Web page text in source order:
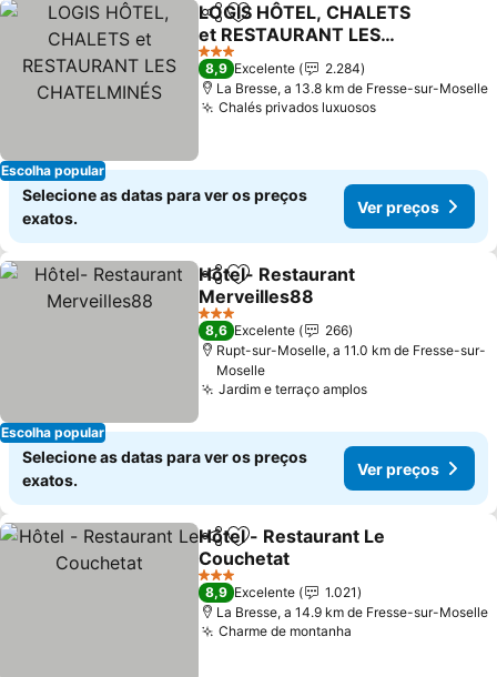
Escolha popular
PartilharAdicionar aos favoritos
LOGIS HÔTEL, CHALETS
et RESTAURANT LES
CHATELMINÉS
3 Estrelas
8,9 Excelente
2.284
La Bresse, a 13.8 km de Fresse-sur-Moselle
Chalés privados luxuosos
Selecione as datas para ver os preços
exatos.
Ver preços
Escolha popular
PartilharAdicionar aos favoritos
Hôtel- Restaurant
Merveilles88
3 Estrelas
8,6 Excelente
266
Rupt-sur-Moselle, a 11.0 km de Fresse-sur-
Moselle
Jardim e terraço amplos
Selecione as datas para ver os preços
exatos.
Ver preços
PartilharAdicionar aos favoritos
Hôtel - Restaurant Le
Couchetat
3 Estrelas
8,9 Excelente
1.021
La Bresse, a 14.9 km de Fresse-sur-Moselle
Charme de montanha